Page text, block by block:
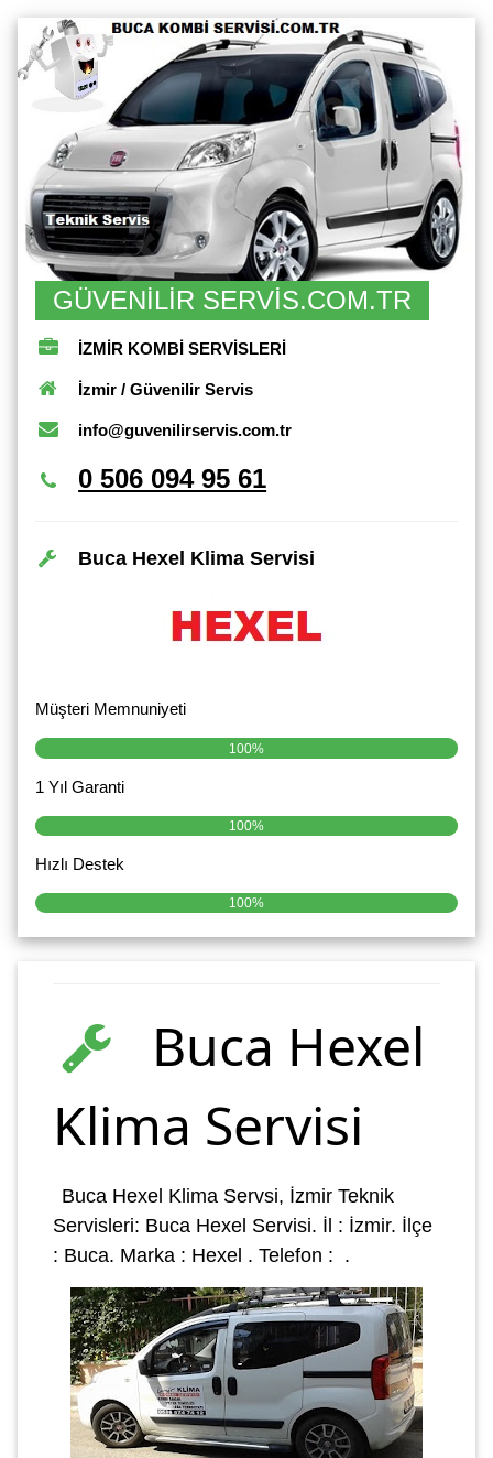
GÜVENİLİR SERVİS.COM.TR
İZMİR KOMBİ SERVİSLERİ
İzmir / Güvenilir Servis
info@guvenilirservis.com.tr
0 506 094 95 61
Buca Hexel Klima Servisi
Müşteri Memnuniyeti
100%
1 Yıl Garanti
100%
Hızlı Destek
100%
Buca Hexel
Klima Servisi
Buca Hexel Klima Servsi, İzmir Teknik
Servisleri: Buca Hexel Servisi. İl : İzmir. İlçe
: Buca. Marka : Hexel . Telefon : .